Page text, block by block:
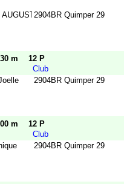
AUGUSTE Cathy2904BR Quimper 29
m
12 P
Club
2904BR Quimper 29
m
12 P
Club
2904BR Quimper 29